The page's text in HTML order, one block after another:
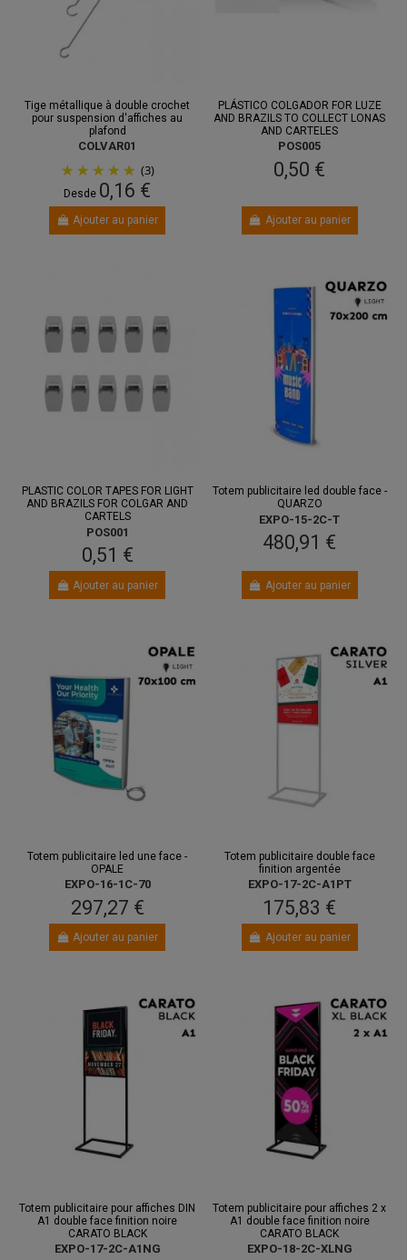
Tige métallique à double crochet
pour suspension d'affiches au
plafond
COLVAR01
(3)
Desde 0,16 €
Ajouter au panier
PLÁSTICO COLGADOR FOR LUZE
AND BRAZILS TO COLLECT LONAS
AND CARTELES
POS005
0,50 €
Ajouter au panier
PLASTIC COLOR TAPES FOR LIGHT
AND BRAZILS FOR COLGAR AND
CARTELS
POS001
0,51 €
Ajouter au panier
Totem publicitaire led double face -
QUARZO
EXPO-15-2C-T
480,91 €
Ajouter au panier
Totem publicitaire led une face -
OPALE
EXPO-16-1C-70
297,27 €
Ajouter au panier
Totem publicitaire double face
finition argentée
EXPO-17-2C-A1PT
175,83 €
Ajouter au panier
Totem publicitaire pour affiches DIN
A1 double face finition noire
CARATO BLACK
EXPO-17-2C-A1NG
Totem publicitaire pour affiches 2 x
A1 double face finition noire
CARATO BLACK
EXPO-18-2C-XLNG